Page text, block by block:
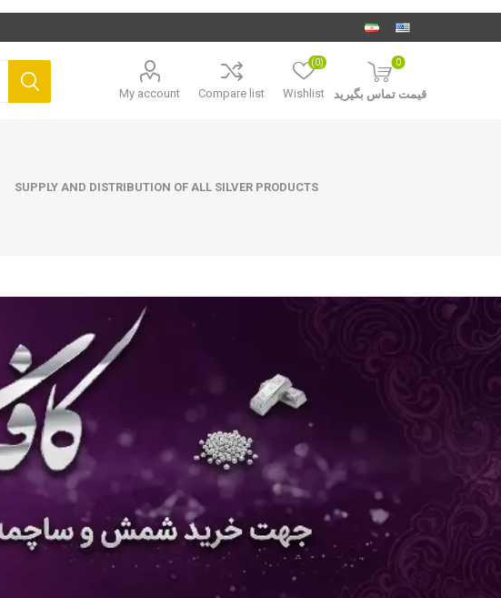
My account Compare list Wishlist
(0) 0
قیمت تماس بگیرید
SUPPLY AND DISTRIBUTION OF ALL SILVER PRODUCTS